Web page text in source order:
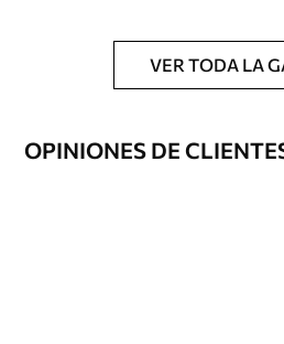
esponja suave.
recubrimiento
Método de
Hasta 360 cm
VER TODA LA
OPINIONES DE